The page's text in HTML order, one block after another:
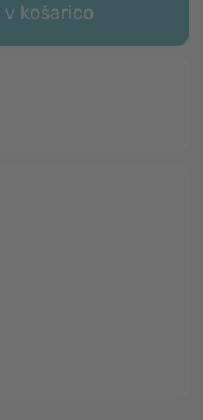
v košarico